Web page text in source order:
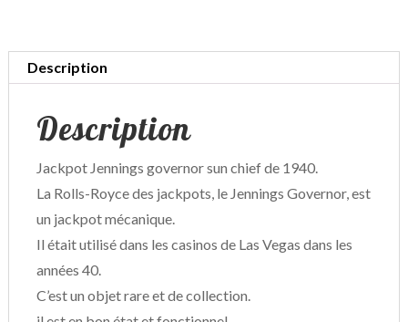
Description
Description
Jackpot Jennings governor sun chief de 1940.
La Rolls-Royce des jackpots, le Jennings Governor, est
un jackpot mécanique.
Il était utilisé dans les casinos de Las Vegas dans les
années 40.
C’est un objet rare et de collection.